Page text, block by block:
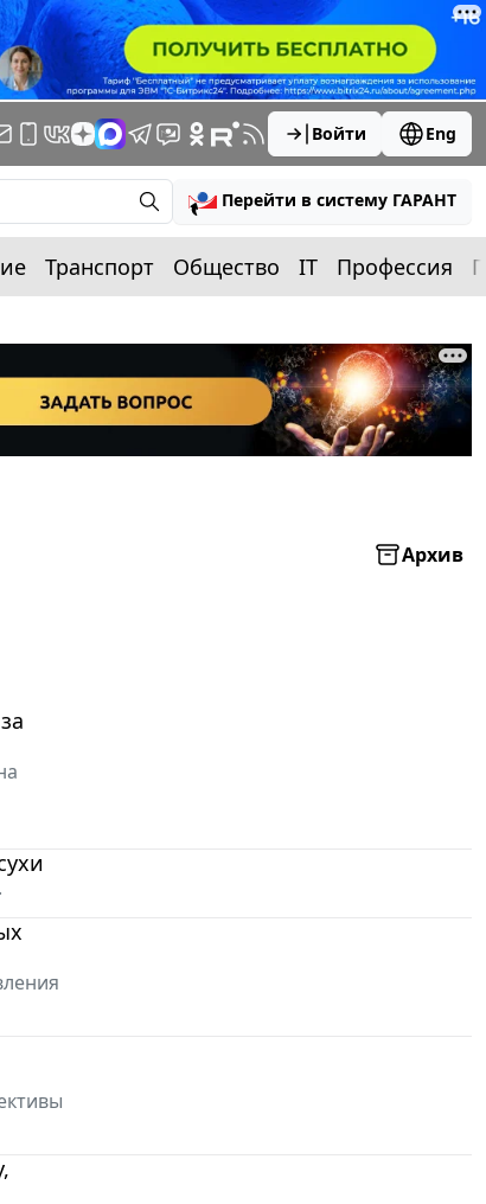
Войти Eng
Перейти в систему ГАРАНТ
Транспорт Общество IT Профессия
Архив